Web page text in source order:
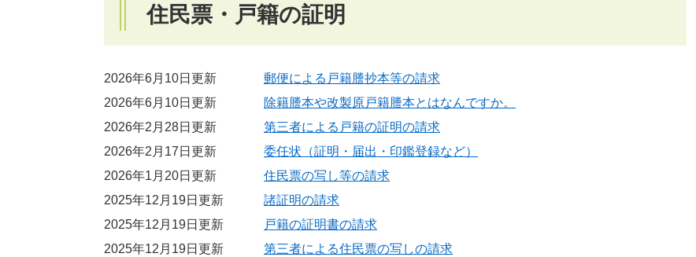
住民票・戸籍の証明
2026年6月10日更新
郵便による戸籍謄抄本等の請求
2026年6月10日更新
除籍謄本や改製原戸籍謄本とはなんですか。
2026年2月28日更新
第三者による戸籍の証明の請求
2026年2月17日更新
委任状（証明・届出・印鑑登録など）
2026年1月20日更新
住民票の写し等の請求
2025年12月19日更新
諸証明の請求
2025年12月19日更新
戸籍の証明書の請求
2025年12月19日更新
第三者による住民票の写しの請求